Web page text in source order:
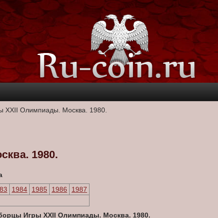
XXII Олимпиады. Москва. 1980.
1980.
1984 1985 1986 1987
Игры XXII Олимпиады. Москва. 1980.